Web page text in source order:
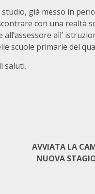
già messo in
con una realtà
all’
scuole primarie del
saluti.
AVVIATA LA
NUOVA